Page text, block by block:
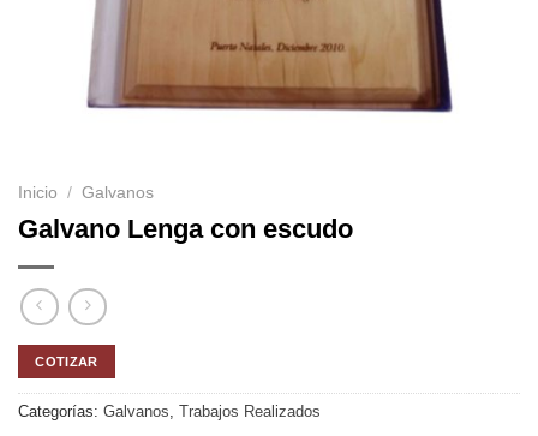
Inicio / Galvanos
Galvano Lenga con escudo
COTIZAR
Categorías: Galvanos Trabajos Realizados